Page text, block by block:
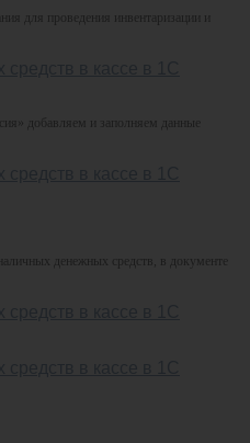
для проведения инвентаризации и
добавляем и заполняем данные
денежных средств, в документе